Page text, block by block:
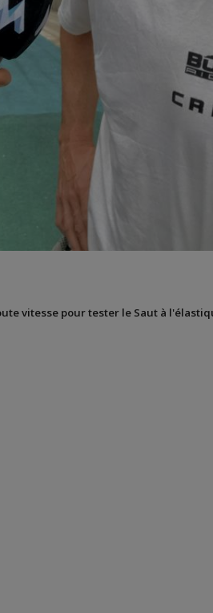
vitesse pour tester le Saut à